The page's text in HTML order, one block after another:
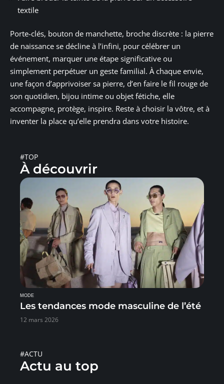
textile
Porte-clés, bouton de manchette, broche discrète : la pierre
de naissance se décline à l’infini, pour célébrer un
événement, marquer une étape significative ou
simplement perpétuer un geste familial. À chaque envie,
une façon d’apprivoiser sa pierre, d’en faire le fil rouge de
son quotidien, bijou intime ou objet fétiche, elle
accompagne, protège, inspire. Reste à choisir la vôtre, et à
inventer la place qu’elle prendra dans votre histoire.
#TOP
À découvrir
MODE
Les tendances mode masculine de l’été
12 mars 2026
#ACTU
Actu au top